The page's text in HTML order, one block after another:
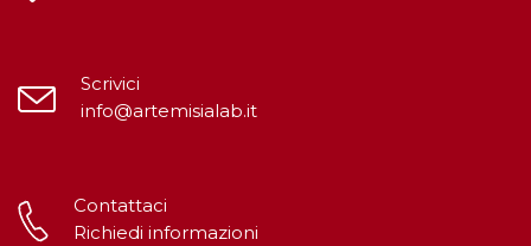
Scrivici
info@artemisialab.it
Contattaci
Richiedi informazioni